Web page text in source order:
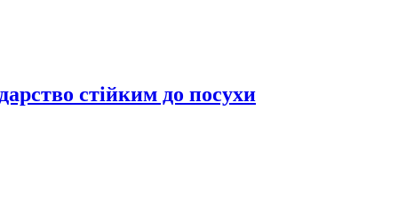
стійким до посухи